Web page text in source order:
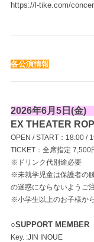
https://l-tike.com/
各公演情報
2026年6月5日(
EX THEATER
OPEN / START：18:00 /
TICKET：全席指定 7,500
※ドリンク代別途必要
※未就学児童は保護者の
の迷惑にならないようご
※小学生以上のお子様か
○SUPPORT MEMBER
Key. :JIN INOUE